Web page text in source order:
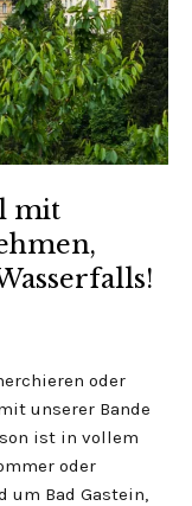
mit
oder
unserer Bande
ist in vollem
oder
um Bad Gastein,